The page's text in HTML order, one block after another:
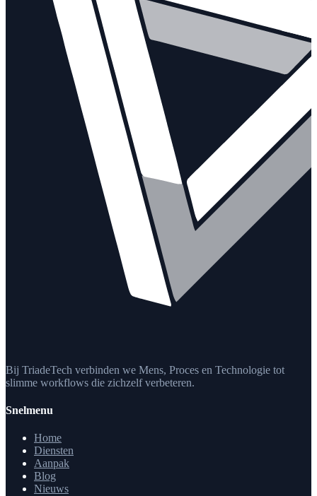
Bij TriadeTech verbinden we Mens, Proces en Technologie tot
slimme workflows die zichzelf verbeteren.
Snelmenu
Home
Diensten
Aanpak
Blog
Nieuws